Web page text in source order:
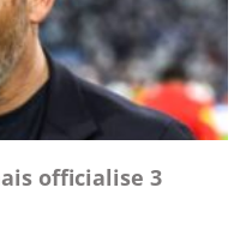
officialise 3